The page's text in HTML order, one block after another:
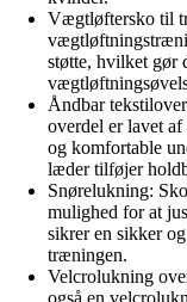
Vægtløftersko til
støtte, hvilket gør
Åndbar
overdel er lavet
og komfortable
læder tilføjer
Snørelukning:
mulighed for at
sikrer en sikker
træningen.
Velcrolukning
også en